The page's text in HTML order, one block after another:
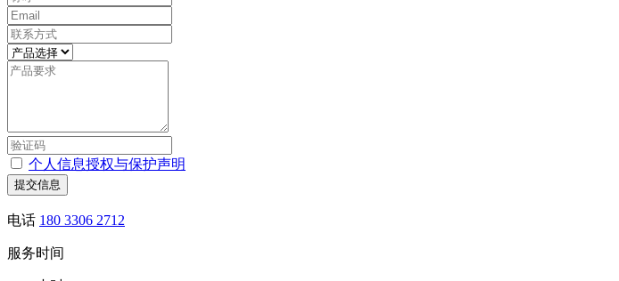
个人信息授权与保护声明
提交信息
电话 180 3306 2712
服务时间